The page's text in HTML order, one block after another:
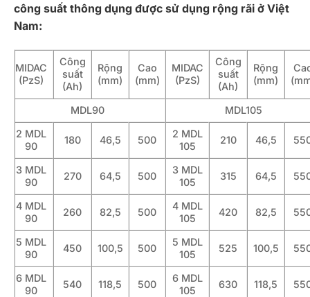
công suất thông dụng được sử dụng rộng rãi ở Việt
Nam:
MIDAC
(PzS)
Công
suất
(Ah)
Rộng
(mm)
Cao
(mm)
MIDAC
(PzS)
Công
suất
(Ah)
Rộng
(mm)
MDL90
MDL105
2 MDL
90
180 46,5 500
2 MDL
105
210 46,5
3 MDL
90
270 64,5 500
3 MDL
105
315 64,5
4 MDL
90
260 82,5 500
4 MDL
105
420 82,5
5 MDL
90
450 100,5 500
5 MDL
105
525 100,5
6 MDL
90
540 118,5 500
6 MDL
105
630 118,5